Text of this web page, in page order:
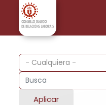
Pasar al contenido principal
Aplicar